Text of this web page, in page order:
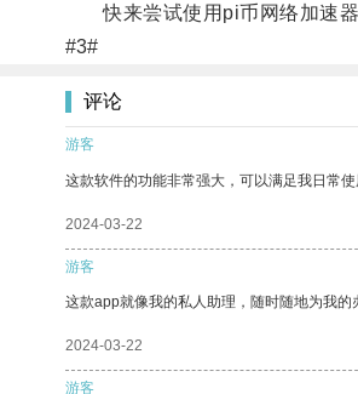
快来尝试使用pi币网络加速器
#3#
评论
游客
这款软件的功能非常强大，可以满足我日常使
2024-03-22
游客
这款app就像我的私人助理，随时随地为我
2024-03-22
游客